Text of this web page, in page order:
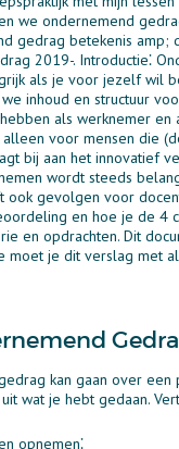
we ondernemend
gedrag betekenis
2019-. Introductie⁚
als je voor jezelf wil
inhoud en structuur
als werknemer
voor mensen die
bij aan het innovatief
wordt steeds
gevolgen voor
en hoe je de
en opdrachten. Dit
je dit verslag met
kan gaan over
wat je hebt gedaan.
opnemen⁚